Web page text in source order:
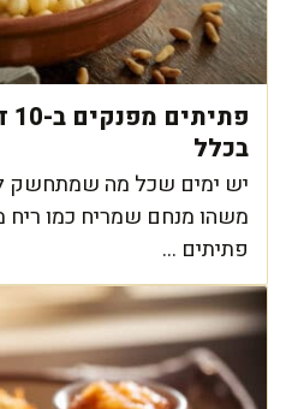
בכלל
יש ימים שכל מה שמתחשק
משהו מנחם שמריח כמו
פתיתים ...